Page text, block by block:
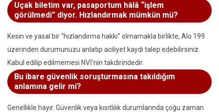
Uçak biletim var, pasaportum hâlâ “işlem
görülmedi” diyor. Hızlandırmak mümkün mü?
Kesin ve yasal bir “hızlandırma hakkı” olmamakla birlikte, Alo 199
üzerinden durumunuzu anlatıp aciliyet kaydı talep edebilirsiniz.
Kabul edilip edilmemesi NVİ’nin takdirindedir.
Bu ibare güvenlik soruşturmasına takıldığım
anlamına gelir mi?
Genellikle hayır. Güvenlik veya kısıtlılık durumlarında çoğu zaman